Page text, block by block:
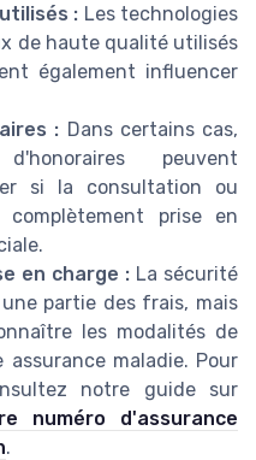
: Les technologies
de haute qualité utilisés
également influencer
: Dans certains cas,
peuvent
si la consultation ou
prise en
en charge : La sécurité
partie des frais, mais
les modalités de
maladie. Pour
notre guide sur
numéro d'assurance
.